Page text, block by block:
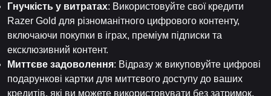
Гнучкість у витратах: Використовуйте свої кредити
Razer Gold для різноманітного цифрового контенту,
включаючи покупки в іграх, преміум підписки та
ексклюзивний контент.
Миттєве задоволення: Відразу ж викуповуйте цифрові
подарункові картки для миттєвого доступу до ваших
кредитів, які ви можете використовувати без затримок.